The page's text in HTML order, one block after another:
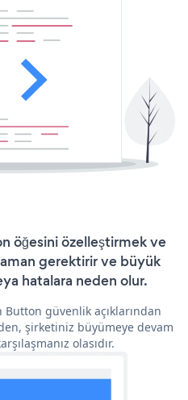
öğesini özelleştirmek ve
gerektirir ve büyük
hatalara neden olur.
güvenlik açıklarından
şirketiniz büyümeye devam
olasıdır.